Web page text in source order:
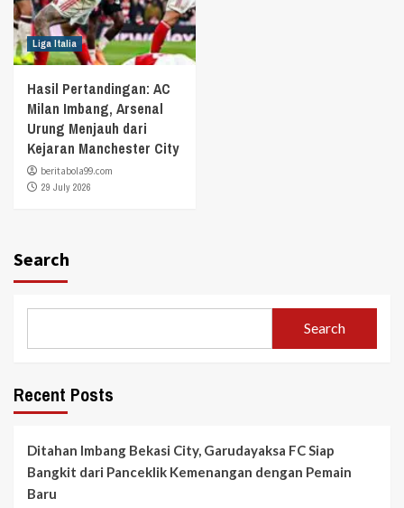
Liga Italia
Hasil Pertandingan: AC
Milan Imbang, Arsenal
Urung Menjauh dari
Kejaran Manchester City
beritabola99.com
29 July 2026
Search
Search
Recent Posts
Ditahan Imbang Bekasi City, Garudayaksa FC Siap
Bangkit dari Panceklik Kemenangan dengan Pemain
Baru